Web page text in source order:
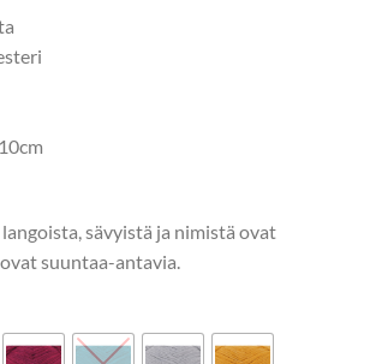
sävyistä ja nimistä ovat
suuntaa-antavia.